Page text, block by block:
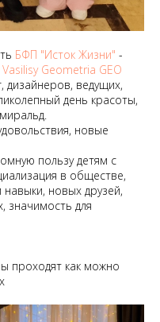
БФП "Исток Жизни" -
Vasilisу Geometria GEO
дизайнеров, ведущих,
день красоты,
новые
пользу детям с
в обществе,
новых друзей,
значимость для
проходят как можно